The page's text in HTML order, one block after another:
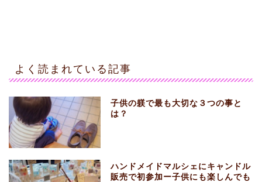
よく読まれている記事
子供の躾で最も大切な３つの事と
は？
ハンドメイドマルシェにキャンドル
販売で初参加ー子供にも楽しんでも